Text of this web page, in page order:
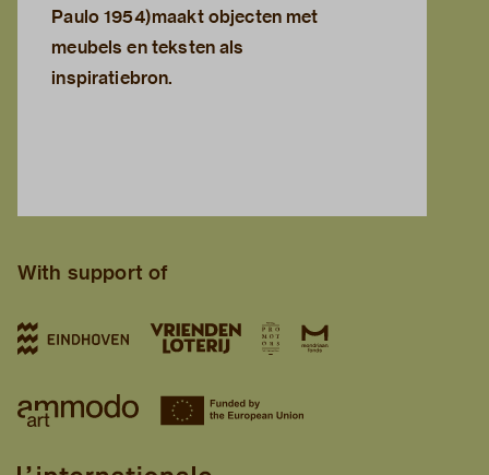
Paulo 1954)maakt objecten met
meubels en teksten als
inspiratiebron.
With support of